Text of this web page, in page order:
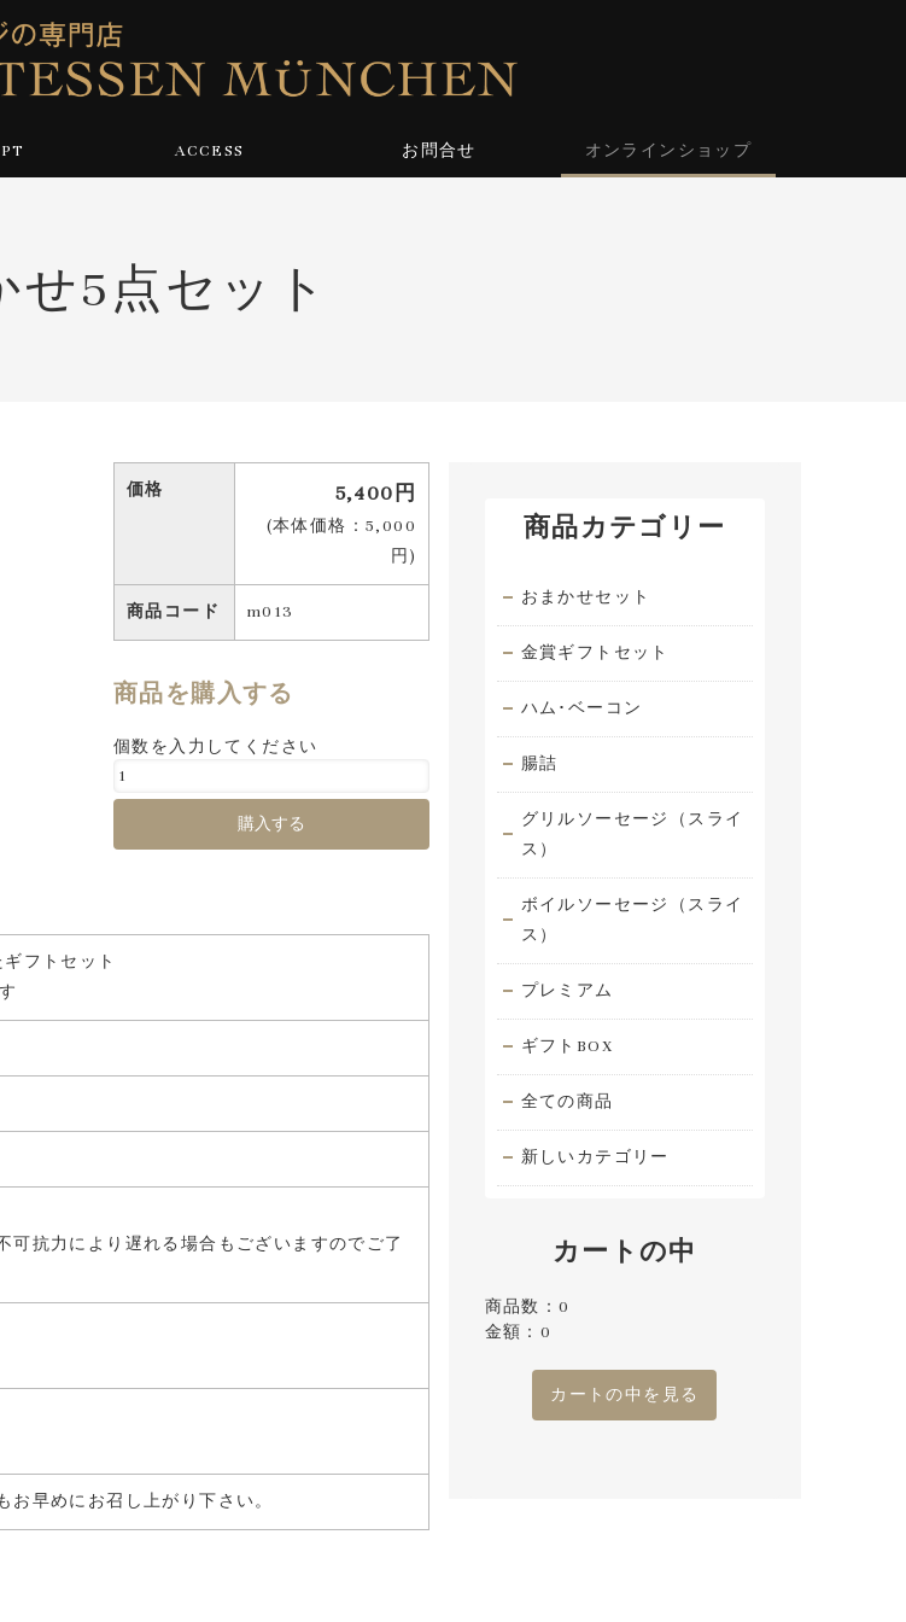
ACCESS お問合せ オンラインショップ
せ5点セット
価格 5,400円
(本体価格：5,000
円)
商品コード m013
商品を購入する
個数を入力してください
フトセット
抗力により遅れる場合もございますのでご了
早めにお召し上がり下さい。
商品カテゴリー
おまかせセット
金賞ギフトセット
ハム･ベーコン
腸詰
グリルソーセージ（スライ
ス）
ボイルソーセージ（スライ
ス）
プレミアム
ギフトBOX
全ての商品
新しいカテゴリー
カートの中
商品数：0
金額：0
カートの中を見る